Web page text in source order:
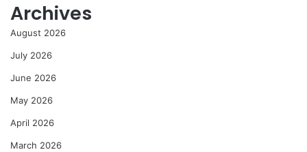
Archives
August 2026
July 2026
June 2026
May 2026
April 2026
March 2026